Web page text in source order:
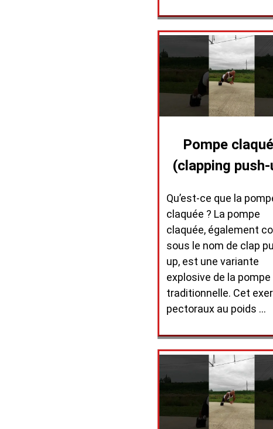
Pompe
(clapping push-
Qu’est-ce que la
claquée ? La pompe
claquée, également
sous le nom de clap
up, est une variante
explosive de la pompe
traditionnelle. Cet
pectoraux au poids …